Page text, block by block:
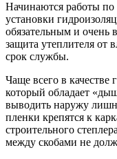
Начинаются работы по
установки
обязательным и очень
защита утеплителя от
срок службы.
Чаще всего в качестве
который обладает
выводить наружу
пленки крепятся к
строительного
между скобами не